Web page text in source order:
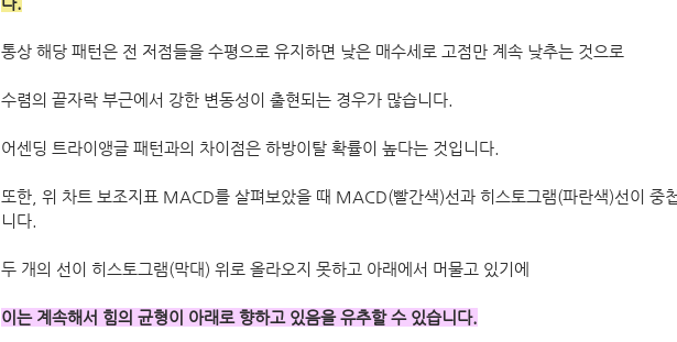
통상 해당 패턴은 전 저점들을 수평으로 유지하면 낮은 매수세로 고점만 계속 낮추는 것으로
수렴의 끝자락 부근에서 강한 변동성이 출현되는 경우가 많습니다.
어센딩 트라이앵글 패턴과의 차이점은 하방이탈 확률이 높다는 것입니다.
또한, 위 차트 보조지표 MACD를 살펴보았을 때 MACD(빨간색)선과 히스토그램(파란색)선이 중
니다.
두 개의 선이 히스토그램(막대) 위로 올라오지 못하고 아래에서 머물고 있기에
이는 계속해서 힘의 균형이 아래로 향하고 있음을 유추할 수 있습니다.